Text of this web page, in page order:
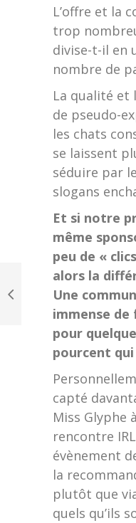
L’offre et la
trop
divise-t-il en
nombre de
La qualité et
de pseudo-
les chats
se laissent
séduire par
slogans
Et si notre
même
peu de «
alors la
Une
immense
pour
pourcent
capté
Miss Glyphe
rencontre
évènement
la
plutôt que
quels qu’ils